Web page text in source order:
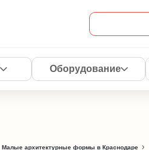
Оборудование
Малые архитектурные формы в Краснодаре